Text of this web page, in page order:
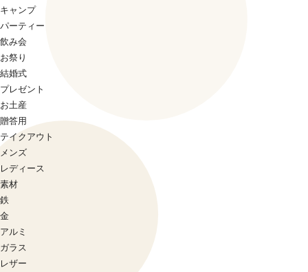
キャンプ
パーティー
飲み会
お祭り
結婚式
プレゼント
お土産
贈答用
テイクアウト
メンズ
レディース
素材
鉄
金
アルミ
ガラス
レザー